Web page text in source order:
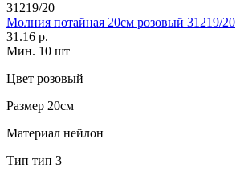
31219/20
Молния потайная 20см розовый 31219/20
31.16 р.
Мин. 10 шт
Цвет розовый
Размер 20см
Материал нейлон
Тип тип 3